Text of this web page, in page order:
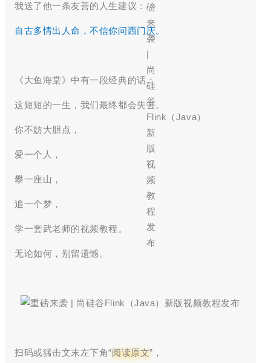
我送了他一条友善的人生建议：
自古多情出人命，不信你问西门庆。
《大鱼海棠》中有一段经典的话：
这短短的一生，我们最终都会失去。
你不妨大胆点，
爱一个人，
攀一座山，
追一个梦，
学一套武老师的视频教程。
无论如何，别留遗憾。
扫码或猛击文末左下角“阅读原文”，